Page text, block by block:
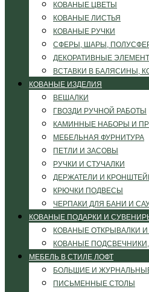
КОВАНЫЕ ЦВЕТЫ
КОВАНЫЕ ЛИСТЬЯ
КОВАНЫЕ РУЧКИ
СФЕРЫ, ШАРЫ,
ДЕКОРАТИВНЫЕ
ВСТАВКИ В БАЛЯСИНЫ,
КОВАНЫЕ ИЗДЕЛИЯ
ВЕШАЛКИ
ГВОЗДИ РУЧНОЙ РАБОТЫ
КАМИННЫЕ НАБОРЫ И
МЕБЕЛЬНАЯ ФУРНИТУРА
ПЕТЛИ И ЗАСОВЫ
РУЧКИ И СТУЧАЛКИ
ДЕРЖАТЕЛИ И
КРЮЧКИ ПОДВЕСЫ
ЧЕРПАКИ ДЛЯ БАНИ И
КОВАНЫЕ ПОДАРКИ И
КОВАНЫЕ ОТКРЫВАЛКИ
КОВАНЫЕ
МЕБЕЛЬ В СТИЛЕ ЛОФТ
БОЛЬШИЕ И
ПИСЬМЕННЫЕ СТОЛЫ